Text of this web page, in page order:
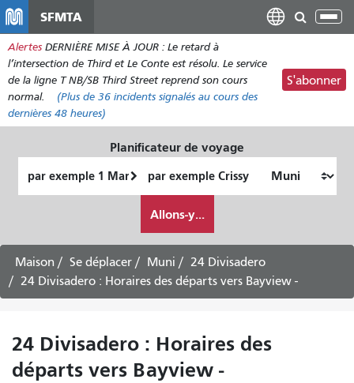
contenu
principal
SFMTA
Alertes DERNIÈRE MISE À JOUR : Le retard à
l’intersection de Third et Le Conte est résolu. Le service
de la ligne T NB/SB Third Street reprend son cours
normal.
(Plus de 36 incidents signalés au cours des
dernières 48 heures)
S'abonner
Planificateur de voyage
de
final
je
veux
voyager
Allons-y...
Maison Se déplacer Muni
24 Divisadero
24 Divisadero : Horaires des départs vers Bayview -
24 Divisadero : Horaires des
départs vers Bayview -